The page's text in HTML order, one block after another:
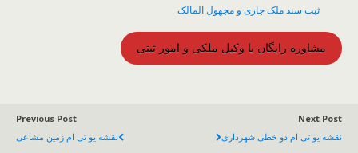
ثبت سند ملک جاری و مجهول المالک
مشاوره رایگان با وکیل ملکی و امور ثبتی
Previous Post
نقشه یو تی ام زمین مشاعی
Next Post
نقشه یو تی ام دو خطی شهرداری